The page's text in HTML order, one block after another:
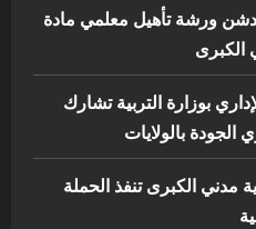
يدشن ورشة تأهيل معلمي مادة
الكبرى
بوزارة التربية تشارك
الجودة بالولايات
مدني الكبرى تنفذ الحملة